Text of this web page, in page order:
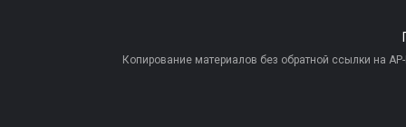
Копирование материалов без обратной ссылки на